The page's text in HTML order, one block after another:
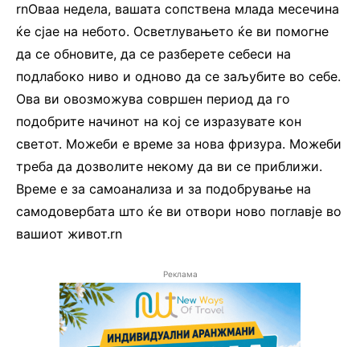
rnОваа недела, вашата сопствена млада месечина
ќе сјае на небото. Осветлувањето ќе ви помогне
да се обновите, да се разберете себеси на
подлабоко ниво и одново да се заљубите во себе.
Ова ви овозможува совршен период да го
подобрите начинот на кој се изразувате кон
светот. Можеби е време за нова фризура. Можеби
треба да дозволите некому да ви се приближи.
Време е за самоанализа и за подобрување на
самодовербата што ќе ви отвори ново поглавје во
вашиот живот.rn
Реклама